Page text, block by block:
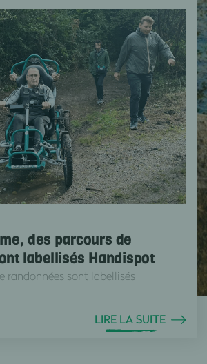
des parcours de
labellisés Handispot
randonnées sont labellisés
LIRE LA SUITE